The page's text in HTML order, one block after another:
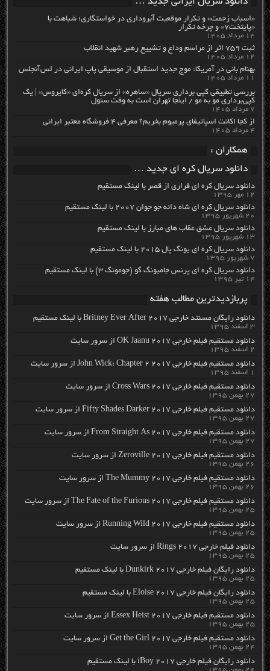
دانلود سریال ایرانی جدید …
«اسباب زحمت» و تکرار موقعیت آبروداری در خواستگاری؛ شباهت با
«پایتخت۷» و چرخه تکرار
۱۴ مرداد ۱۴۰۵
ثبت ۷۵۹ اثر از مراسم وداع و تشییع رهبر شهید انقلاب
۱۲ مرداد ۱۴۰۵
بهنام بانی در آمریکا: موج جدید استقبال از موسیقی پاپ ایرانی در لس‌آنجلس
۱۱ مرداد ۱۴۰۵
بررسی تطبیقی کپی برداری سریال «ساهره» از سریال کره‌ای «کایروس» | یک
کپی‌برداری مو به مو / اینجا تهران است به وقت سئول
۷ مرداد ۱۴۰۵
از کجا اکانت اسپاتیفای پرمیوم بخریم؟ معرفی ۴ فروشگاه معتبر ایرانی
۴ مرداد ۱۴۰۵
همکاران :
دانلود سریال کره ای جدید …
دانلود سریال کره ای فراری از قصر با لینک مستقیم
۱۲ مهر ۱۳۹۵
دانلود سریال کره ای شاه دائه جو جوان ۲۰۰۷ با لینک مستقیم
۲۰ شهریور ۱۳۹۵
دانلود سریال عشق عقاب های مبارز با لینک مستقیم
۱۳ شهریور ۱۳۹۵
دانلود سریال کره ای یونگ پال ۲۰۱۵ با لینک مستقیم
۷ شهریور ۱۳۹۵
دانلود سریال کره ای پرنس جامیونگ گو (جومونگ ۳) با لینک مستقیم
۱۴ تیر ۱۳۹۵
پربازدیدترین مطالب هفته
دانلود رایگان مسنتد خارجی Britney Ever After 2017 با لینک مستقیم
۳ اسفند ۱۳۹۵
دانلود مستقیم فیلم خارجی OK Jaanu 2017 از سرور سایت
۲ اسفند ۱۳۹۵
دانلود مستقیم فیلم خارجی John Wick: Chapter 2 2017 از سرور سایت
۱ اسفند ۱۳۹۵
دانلود مستقیم فیلم خارجی Cross Wars 2017 از سرور سایت
۲۷ بهمن ۱۳۹۵
دانلود مستقیم فیلم خارجی Fifty Shades Darker 2017 از سرور سایت
۲۷ بهمن ۱۳۹۵
دانلود مستقیم فیلم خارجی From Straight As 2017 از سرور سایت
۲۷ بهمن ۱۳۹۵
دانلود مستقیم فیلم خارجی Zeroville 2017 از سرور سایت
۲۶ بهمن ۱۳۹۵
دانلود مستقیم فیلم خارجی The Mummy 2017 از سرور سایت
۲۶ بهمن ۱۳۹۵
دانلود مستقیم فیلم خارجی The Fate of the Furious 2017 از سرور سایت
۲۵ بهمن ۱۳۹۵
دانلود مستقیم فیلم خارجی Running Wild 2017 از سرور سایت
۲۵ بهمن ۱۳۹۵
دانلود فیلم خارجی Rings 2017 از سرور سایت
۲۵ بهمن ۱۳۹۵
دانلود رایگان فیلم خارجی Dunkirk 2017 با لینک مستقیم
۲۵ بهمن ۱۳۹۵
دانلود رایگان فیلم خارجی Eloise 2017 با لینک مستقیم
۲۵ بهمن ۱۳۹۵
دانلود مستقیم فیلم خارجی Essex Heist 2017 از سرور سایت
۲۵ بهمن ۱۳۹۵
دانلود مستقیم فیلم خارجی Get the Girl 2017 از سرور سایت
۲۴ بهمن ۱۳۹۵
دانلود رایگان فیلم خارجی iBoy 2017 با لینک مستقیم